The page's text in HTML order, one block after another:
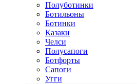
Полуботинки
Ботильоны
Ботинки
Казаки
Челси
Полусапоги
Ботфорты
Сапоги
Угги